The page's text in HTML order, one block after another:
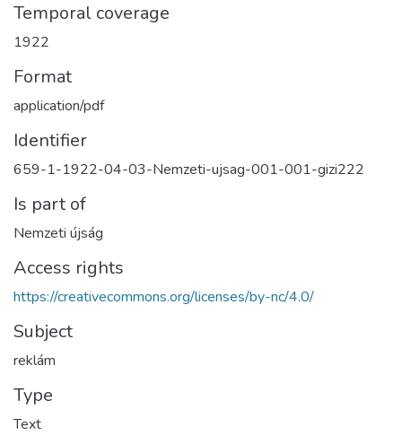
Temporal coverage
1922
Format
application/pdf
Identifier
659-1-1922-04-03-Nemzeti-ujsag-001-001-gizi222
Is part of
Nemzeti újság
Access rights
https://creativecommons.org/licenses/by-nc/4.0/
Subject
reklám
Type
Text